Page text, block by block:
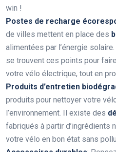
win !
Postes de recharge
de villes mettent en place des
alimentées par l’énergie
se trouvent ces points pour
votre vélo électrique, tout en
Produits d’entretien
produits pour nettoyer votre
l’environnement. Il existe des
fabriqués à partir d’ingrédients
votre vélo en bon état sans